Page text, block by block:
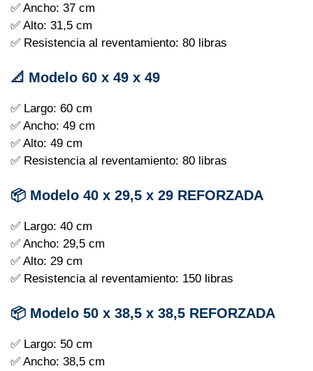
✅ Ancho: 37 cm
✅ Alto: 31,5 cm
✅ Resistencia al reventamiento: 80 libras
📐 Modelo 60 x 49 x 49
✅ Largo: 60 cm
✅ Ancho: 49 cm
✅ Alto: 49 cm
✅ Resistencia al reventamiento: 80 libras
📦 Modelo 40 x 29,5 x 29 REFORZADA
✅ Largo: 40 cm
✅ Ancho: 29,5 cm
✅ Alto: 29 cm
✅ Resistencia al reventamiento: 150 libras
📦 Modelo 50 x 38,5 x 38,5 REFORZADA
✅ Largo: 50 cm
✅ Ancho: 38,5 cm